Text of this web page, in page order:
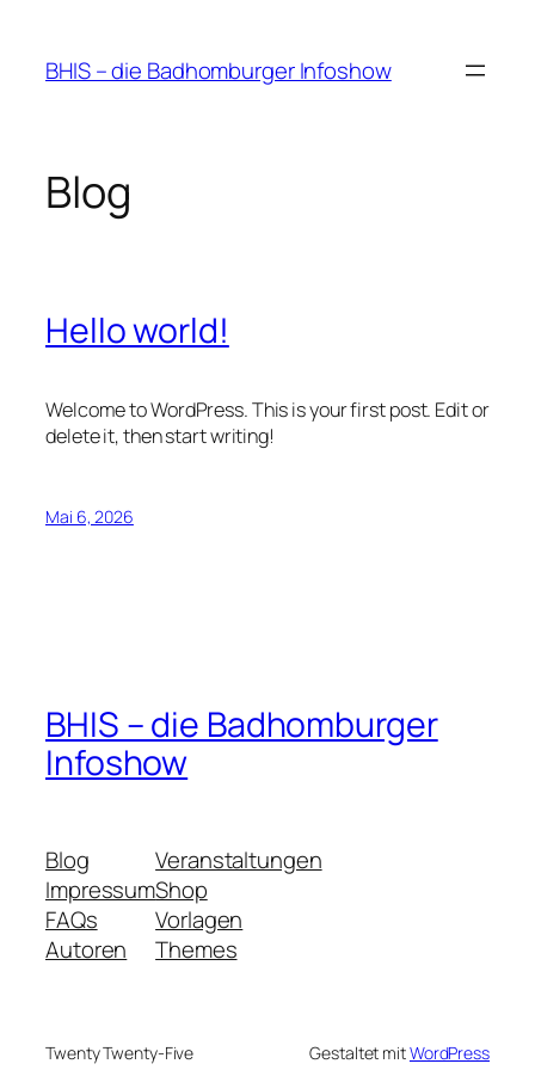
springen
BHIS – die Badhomburger Infoshow
Blog
Hello world!
Welcome to WordPress. This is your first post. Edit or
delete it, then start writing!
Mai 6, 2026
BHIS – die Badhomburger
Infoshow
Blog
Impressum
FAQs
Autoren
Veranstaltungen
Shop
Vorlagen
Themes
Twenty Twenty-Five Gestaltet mitWordPress